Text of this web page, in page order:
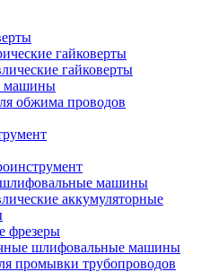
гайковерты
гайковерты
машины
обжима проводов
машины
аккумуляторные
фрезеры
шлифовальные машины
промывки трубопроводов